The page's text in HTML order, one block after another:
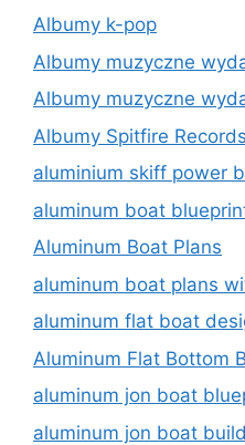
Albumy k-pop
Albumy muzyczne
Albumy muzyczne
Albumy Spitfire Records
aluminium skiff power
aluminum boat
Aluminum Boat Plans
aluminum boat plans
aluminum flat boat
Aluminum Flat Bottom
aluminum jon boat
aluminum jon boat